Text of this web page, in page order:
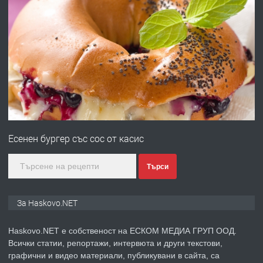
преди 3 дни
ПРЕДЛАГА Давам гараж под наем
преди 3 дни
ПРЕДЛАГА
№4120 Магазин/Офис под наем в кв.
градската градина!
преди 4 дни
Есенен бургер със сос от касис
Търси
За Haskovo.NET
Haskovo.NET е собственост на ЕСКОМ МЕДИА ГРУП ООД.
Всички статии, репортажи, интервюта и други текстови,
графични и видео материали, публикувани в сайта, са